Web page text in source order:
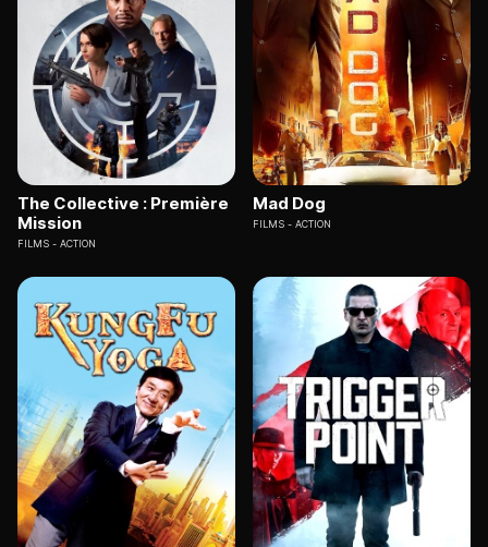
The Collective : Première
Mission
FILMS ACTION
Mad Dog
FILMS ACTION